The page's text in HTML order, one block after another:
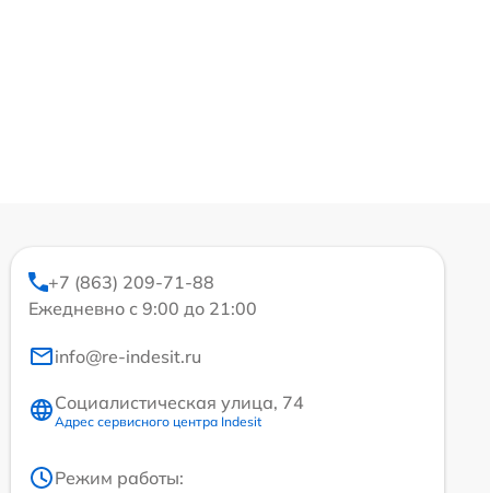
+7 (863) 209-71-88
Ежедневно с 9:00 до 21:00
info@re-indesit.ru
Социалистическая улица, 74
Адрес сервисного центра Indesit
Режим работы: